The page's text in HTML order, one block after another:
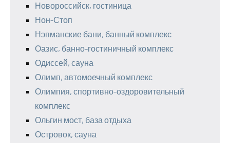
Новороссийск, гостиница
Нон-Стоп
Нэпманские бани, банный комплекс
Оазис, банно-гостиничный комплекс
Одиссей, сауна
Олимп, автомоечный комплекс
Олимпия, спортивно-оздоровительный
комплекс
Ольгин мост, база отдыха
Островок, сауна